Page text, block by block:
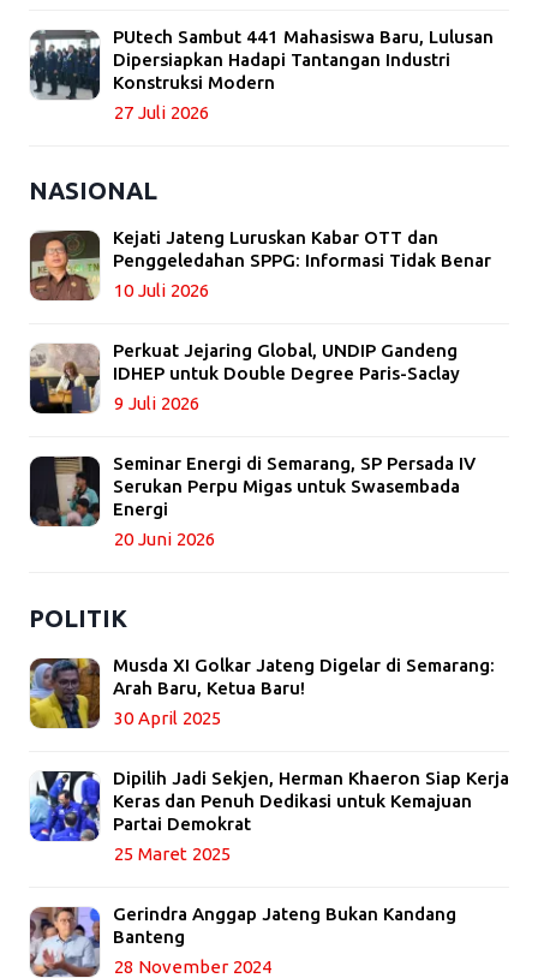
PUtech Sambut 441 Mahasiswa Baru, Lulusan
Dipersiapkan Hadapi Tantangan Industri
Konstruksi Modern
27 Juli 2026
NASIONAL
Kejati Jateng Luruskan Kabar OTT dan
Penggeledahan SPPG: Informasi Tidak Benar
10 Juli 2026
Perkuat Jejaring Global, UNDIP Gandeng
IDHEP untuk Double Degree Paris-Saclay
9 Juli 2026
Seminar Energi di Semarang, SP Persada IV
Serukan Perpu Migas untuk Swasembada
Energi
20 Juni 2026
POLITIK
Musda XI Golkar Jateng Digelar di Semarang:
Arah Baru, Ketua Baru!
30 April 2025
Dipilih Jadi Sekjen, Herman Khaeron Siap Kerja
Keras dan Penuh Dedikasi untuk Kemajuan
Partai Demokrat
25 Maret 2025
Gerindra Anggap Jateng Bukan Kandang
Banteng
28 November 2024